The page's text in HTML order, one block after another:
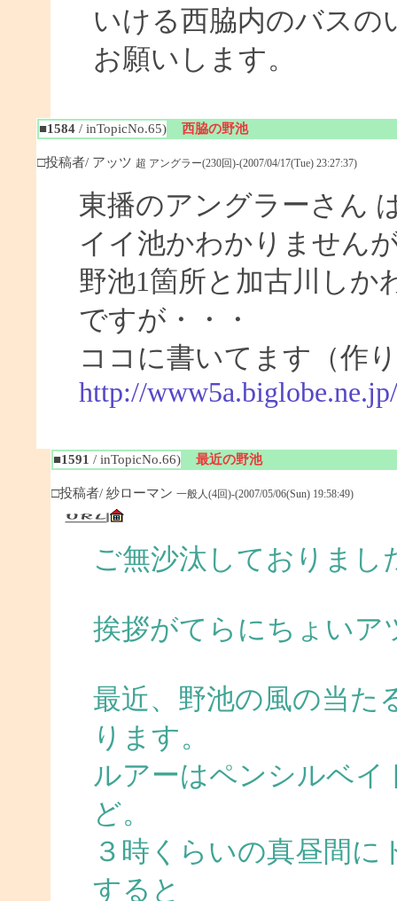
いける西脇内のバスの
お願いします。
■1584 / inTopicNo.65) 西脇の野池
□投稿者/ アッツ 超 アングラー(230回)-(2007/04/17(Tue) 23:27:37)
東播のアングラーさん
イイ池かわかりません
野池1箇所と加古川しか
ですが・・・
ココに書いてます（作
http://
■1591 / inTopicNo.66) 最近の野池
□投稿者/ 紗ローマン 一般人(4回)-(2007/05/06(Sun) 19:58:49)
ご無沙汰しておりまし
挨拶がてらにちょいア
最近、野池の風の当た
ります。
ルアーはペンシルベ
ど。
３時くらいの真昼間
すると